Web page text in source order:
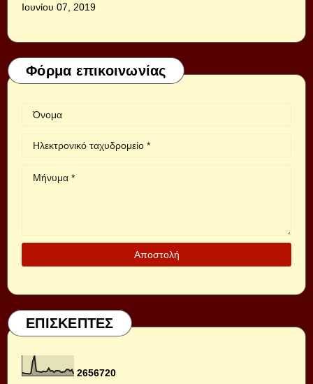
Ιουνίου 07, 2019
Φόρμα επικοινωνίας
ΕΠΙΣΚΕΠΤΕΣ
2656720